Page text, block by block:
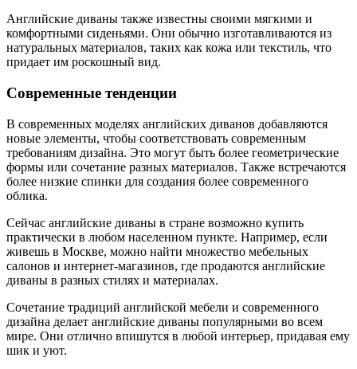
Английские диваны также известны своими мягкими и
комфортными сиденьями. Они обычно изготавливаются из
натуральных материалов, таких как кожа или текстиль, что
придает им роскошный вид.
Современные тенденции
В современных моделях английских диванов добавляются
новые элементы, чтобы соответствовать современным
требованиям дизайна. Это могут быть более геометрические
формы или сочетание разных материалов. Также встречаются
более низкие спинки для создания более современного
облика.
Сейчас английские диваны в стране возможно купить
практически в любом населенном пункте. Например, если
живешь в Москве, можно найти множество мебельных
салонов и интернет-магазинов, где продаются английские
диваны в разных стилях и материалах.
Сочетание традиций английской мебели и современного
дизайна делает английские диваны популярными во всем
мире. Они отлично впишутся в любой интерьер, придавая ему
шик и уют.